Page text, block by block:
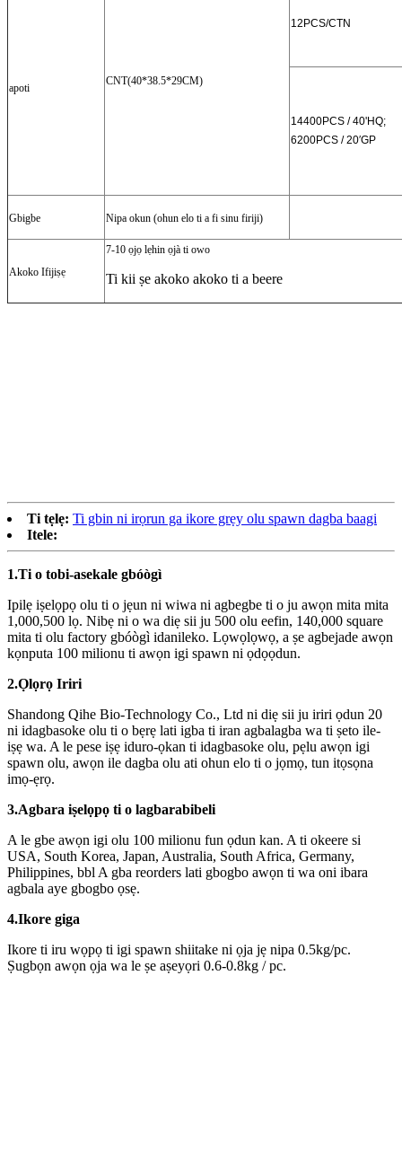
apoti
CNT(40*38.5*29CM)
12PCS/CTN
14400PCS / 40'HQ;
6200PCS / 20′GP
Gbigbe Nipa okun (ohun elo ti a fi sinu firiji)
Akoko Ifijiṣẹ
7-10 ọjọ lẹhin ọjà ti owo
Ti kii ṣe akoko akoko ti a beere
Ti tẹlẹ: Ti gbin ni irọrun ga ikore grẹy olu spawn dagba baagi
Itele:
1.Ti o tobi-asekale gbóògì
Ipilẹ iṣelọpọ olu ti o jẹun ni wiwa ni agbegbe ti o ju awọn mita mita
1,000,500 lọ. Nibẹ ni o wa diẹ sii ju 500 olu eefin, 140,000 square
mita ti olu factory gbóògì idanileko. Lọwọlọwọ, a ṣe agbejade awọn
kọnputa 100 milionu ti awọn igi spawn ni ọdọọdun.
2.Ọlọrọ Iriri
Shandong Qihe Bio-Technology Co., Ltd ni diẹ sii ju iriri ọdun 20
ni idagbasoke olu ti o bẹrẹ lati igba ti iran agbalagba wa ti ṣeto ile-
iṣẹ wa. A le pese iṣẹ iduro-ọkan ti idagbasoke olu, pẹlu awọn igi
spawn olu, awọn ile dagba olu ati ohun elo ti o jọmọ, tun itọsọna
imọ-ẹrọ.
3.Agbara iṣelọpọ ti o lagbarabibeli
A le gbe awọn igi olu 100 milionu fun ọdun kan. A ti okeere si
USA, South Korea, Japan, Australia, South Africa, Germany,
Philippines, bbl A gba reorders lati gbogbo awọn ti wa oni ibara
agbala aye gbogbo ọsẹ.
4.Ikore giga
Ikore ti iru wọpọ ti igi spawn shiitake ni ọja jẹ nipa 0.5kg/pc.
Ṣugbọn awọn ọja wa le ṣe aṣeyọri 0.6-0.8kg / pc.